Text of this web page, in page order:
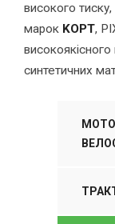
високого тиску,
марок KOРT,
високоякісного
синтетичних